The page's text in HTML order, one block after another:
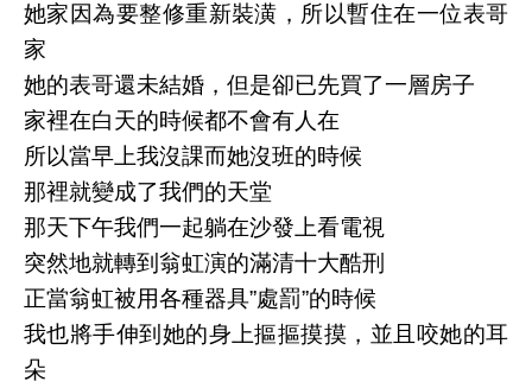
她家因為要整修重新裝潢，所以暫住在一位表哥
家
她的表哥還未結婚，但是卻已先買了一層房子
家裡在白天的時候都不會有人在
所以當早上我沒課而她沒班的時候
那裡就變成了我們的天堂
那天下午我們一起躺在沙發上看電視
突然地就轉到翁虹演的滿清十大酷刑
正當翁虹被用各種器具”處罰”的時候
我也將手伸到她的身上摳摳摸摸，並且咬她的耳
朵